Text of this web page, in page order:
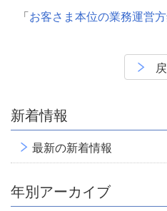
「お客さま本位の業務運営
新着情報
最新の新着情報
年別アーカイブ